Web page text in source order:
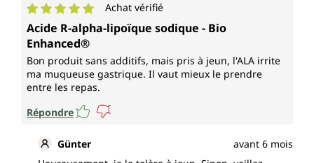
Note moyenne de 5 sur 5 étoiles
Achat vérifié
Acide R-alpha-lipoïque sodique - Bio
Enhanced®
Bon produit sans additifs, mais pris à jeun, l'ALA irrite
ma muqueuse gastrique. Il vaut mieux le prendre
entre les repas.
Répondre
Günter
avant 6 mois